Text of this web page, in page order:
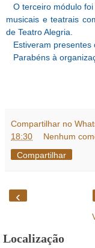
O terceiro módulo
musicais e teatrais
de Teatro Alegria.
Estiveram presentes
Parabéns à
Compartilhar no
18:30
Nenhum
Compartilhar
‹
Localização